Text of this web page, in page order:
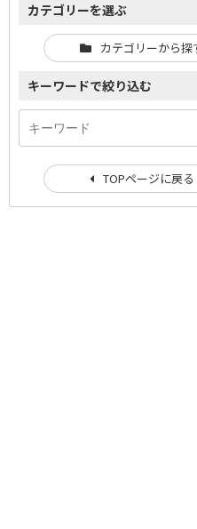
カテゴリーを選ぶ
カテゴリーから探
キーワードで絞り込む
TOPページに戻る